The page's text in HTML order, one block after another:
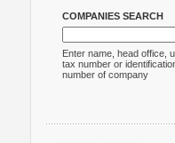
COMPANIES SEARCH
Enter name, head office,
tax number or
number of company